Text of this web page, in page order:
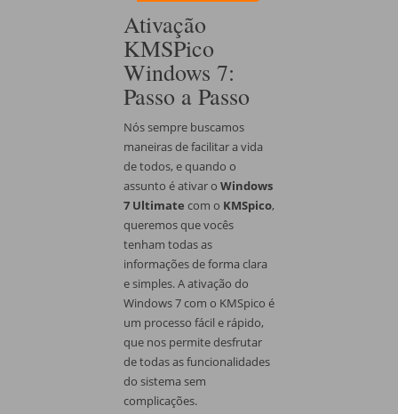
Ativação
KMSPico
Windows 7:
Passo a Passo
Nós sempre buscamos
maneiras de facilitar a vida
de todos, e quando o
assunto é ativar o Windows
7 Ultimate com o KMSpico,
queremos que vocês
tenham todas as
informações de forma clara
e simples. A ativação do
Windows 7 com o KMSpico é
um processo fácil e rápido,
que nos permite desfrutar
de todas as funcionalidades
do sistema sem
complicações.